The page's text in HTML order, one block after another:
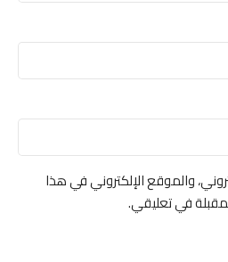
والموقع الإلكتروني في هذا
في تعليقي.